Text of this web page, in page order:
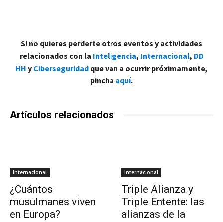
Si no quieres perderte otros eventos y actividades
relacionados con la Inteligencia, Internacional, DD
HH y Ciberseguridad que van a ocurrir próximamente,
pincha aquí.
Artículos relacionados
Internacional
¿Cuántos
musulmanes viven
en Europa?
Internacional
Triple Alianza y
Triple Entente: las
alianzas de la